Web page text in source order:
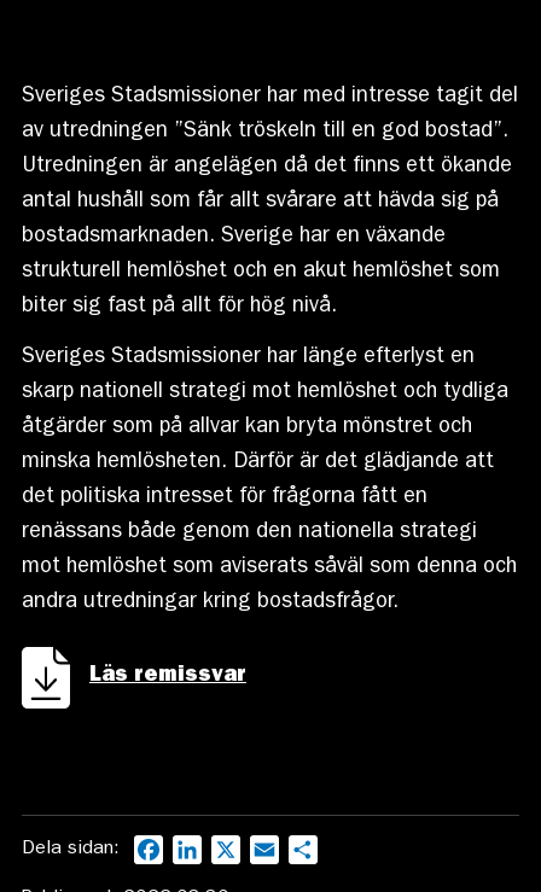
Sveriges Stadsmissioner har med intresse tagit del
av utredningen ”Sänk tröskeln till en god bostad”.
Utredningen är angelägen då det finns ett ökande
antal hushåll som får allt svårare att hävda sig på
bostadsmarknaden. Sverige har en växande
strukturell hemlöshet och en akut hemlöshet som
biter sig fast på allt för hög nivå.
Sveriges Stadsmissioner har länge efterlyst en
skarp nationell strategi mot hemlöshet och tydliga
åtgärder som på allvar kan bryta mönstret och
minska hemlösheten. Därför är det glädjande att
det politiska intresset för frågorna fått en
renässans både genom den nationella strategi
mot hemlöshet som aviserats såväl som denna och
andra utredningar kring bostadsfrågor.
Läs remissvar
Dela sidan: FacebookLinkedIn Email